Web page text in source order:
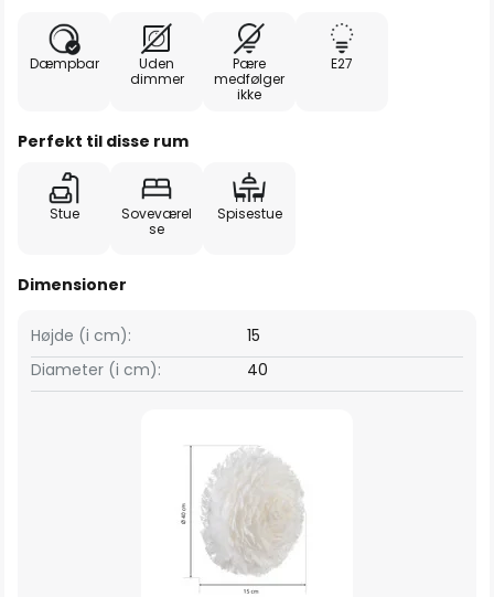
Dæmpbar
Uden
dimmer
Pære
medfølger
ikke
E27
Perfekt til disse rum
Stue
Soveværel
se
Spisestue
Dimensioner
Højde (i cm):
15
Diameter (i cm):
40